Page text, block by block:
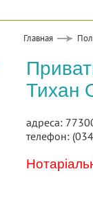
Главная
Тихан
адреса:
телефон: